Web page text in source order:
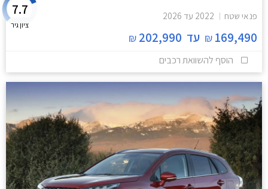
פנאי שטח 2022 עד 2026
169,490
₪ עד 202,990
₪
7.7
ציון גיר
הוסף להשוואת רכבים